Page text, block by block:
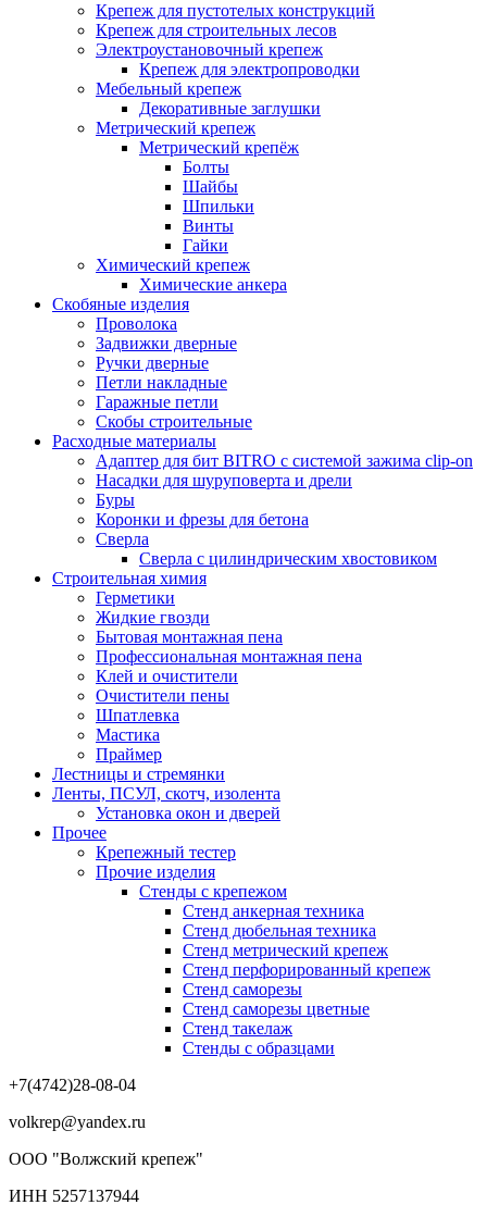
Крепеж для пустотелых конструкций
Крепеж для строительных лесов
Электроустановочный крепеж
Крепеж для электропроводки
Мебельный крепеж
Декоративные заглушки
Метрический крепеж
Метрический крепёж
Болты
Шайбы
Шпильки
Винты
Гайки
Химический крепеж
Химические анкера
Скобяные изделия
Проволока
Задвижки дверные
Ручки дверные
Петли накладные
Гаражные петли
Скобы строительные
Расходные материалы
Адаптер для бит BITRO с системой зажима clip-on
Насадки для шуруповерта и дрели
Буры
Коронки и фрезы для бетона
Сверла
Сверла с цилиндрическим хвостовиком
Строительная химия
Герметики
Жидкие гвозди
Бытовая монтажная пена
Профессиональная монтажная пена
Клей и очистители
Очистители пены
Шпатлевка
Мастика
Праймер
Лестницы и стремянки
Ленты, ПСУЛ, скотч, изолента
Установка окон и дверей
Прочее
Крепежный тестер
Прочие изделия
Стенды с крепежом
Стенд анкерная техника
Стенд дюбельная техника
Стенд метрический крепеж
Стенд перфорированный крепеж
Стенд саморезы
Стенд саморезы цветные
Стенд такелаж
Стенды с образцами
+7(4742)28-08-04
volkrep@yandex.ru
ООО "Волжский крепеж"
ИНН 5257137944